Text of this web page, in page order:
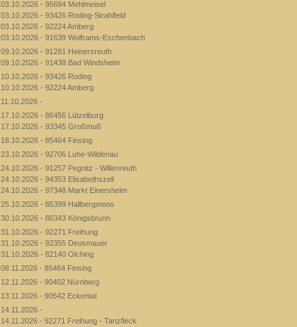
03.10.2026 - 95694 Mehlmeisel
03.10.2026 - 93426 Roding-Strahlfeld
03.10.2026 - 92224 Amberg
03.10.2026 - 91639 Wolframs-Eschenbach
09.10.2026 - 91281 Heinersreuth
09.10.2026 - 91438 Bad Windsheim
10.10.2026 - 93426 Roding
10.10.2026 - 92224 Amberg
11.10.2026 -
17.10.2026 - 86456 Lützelburg
17.10.2026 - 93345 Großmuß
18.10.2026 - 85464 Finsing
23.10.2026 - 92706 Luhe-Wildenau
24.10.2026 - 91257 Pegnitz - Willenreuth
24.10.2026 - 94353 Elisabethszell
24.10.2026 - 97348 Markt Einersheim
25.10.2026 - 85399 Hallbergmoos
30.10.2026 - 86343 Königsbrunn
31.10.2026 - 92271 Freihung
31.10.2026 - 92355 Deusmauer
31.10.2026 - 82140 Olching
08.11.2026 - 85464 Finsing
12.11.2026 - 90402 Nürnberg
13.11.2026 - 90542 Eckental
14.11.2026 -
14.11.2026 - 92271 Freihung - Tanzfleck